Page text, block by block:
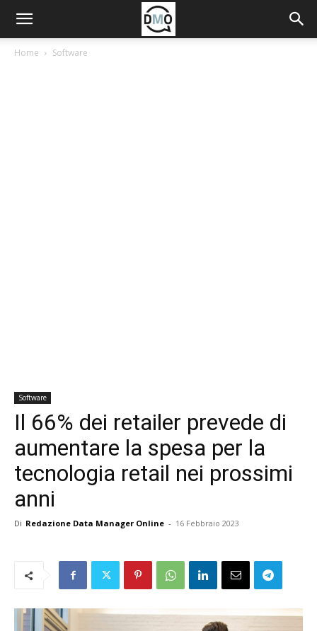
Home Software
Software
Il 66% dei retailer prevede di
aumentare la spesa per la
tecnologia retail nei prossimi
anni
Di Redazione Data Manager Online - 16 Febbraio 2023